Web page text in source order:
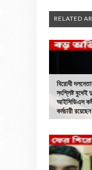
RELATED
বিরোধী
সংশ্লিষ্ট
আইসিডিএস
কর্মচারী